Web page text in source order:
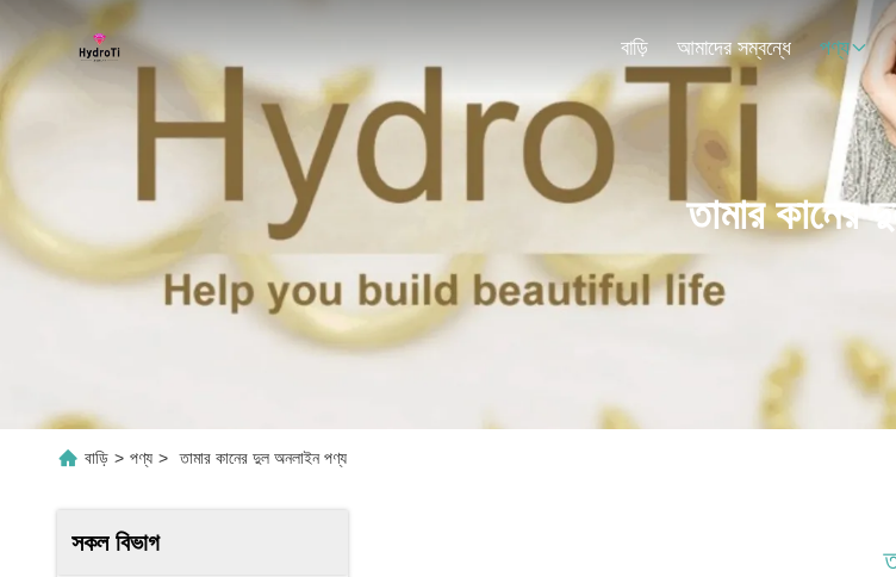
বাড়ি আমাদের সম্বন্ধে পণ্য
তামার কানের
বাড়ি > পণ্য > তামার কানের দুল অনলাইন পণ্য
সকল বিভাগ